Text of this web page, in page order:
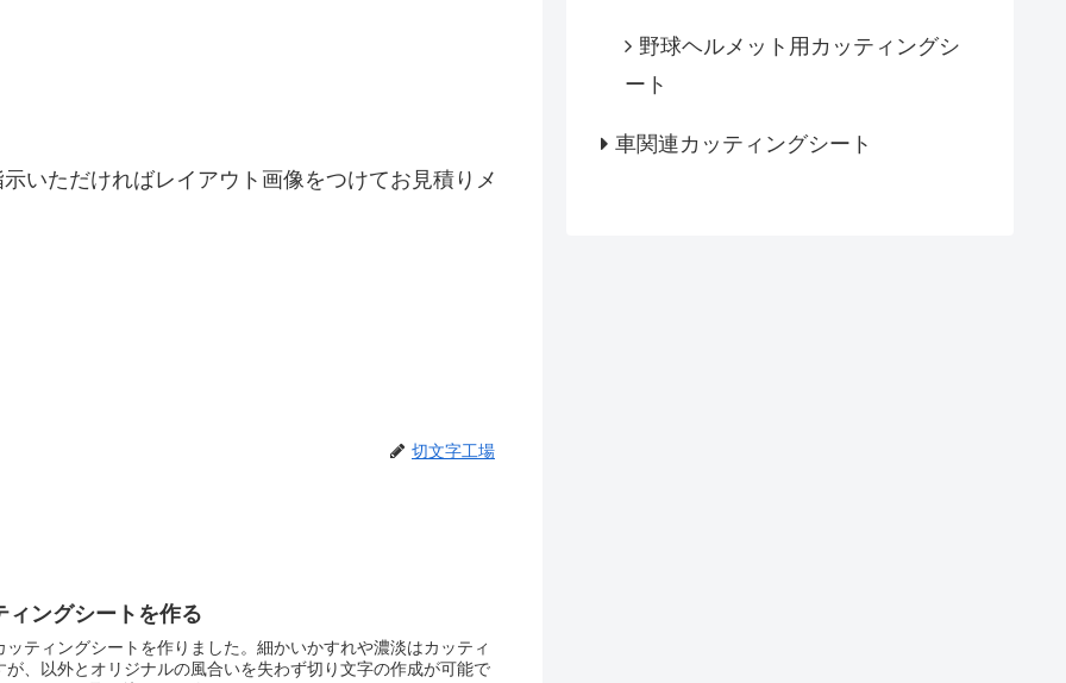
いただければレイアウト画像をつけてお見積りメ
切文字工場
ィングシートを作る
ティングシートを作りました。細かいかすれや濃淡はカッティ
、以外とオリジナルの風合いを失わず切り文字の作成が可能で
野球ヘルメット用カッティングシ
ート
車関連カッティングシート